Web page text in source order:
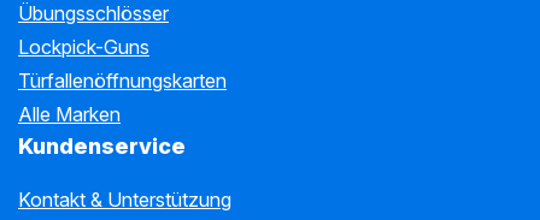
Übungsschlösser
Lockpick-Guns
Türfallenöffnungskarten
Alle Marken
Kundenservice
Kontakt & Unterstützung